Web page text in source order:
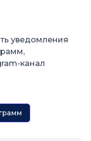
уведомления
канал